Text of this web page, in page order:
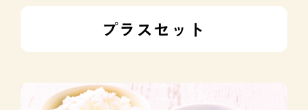
プラスセット